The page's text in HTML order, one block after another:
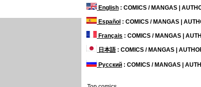
English : COMICS / MANGAS |
Español : COMICS / MANGAS |
Français : COMICS / MANGAS |
日本語: COMICS / MANGAS |
Русский : COMICS / MANGAS |